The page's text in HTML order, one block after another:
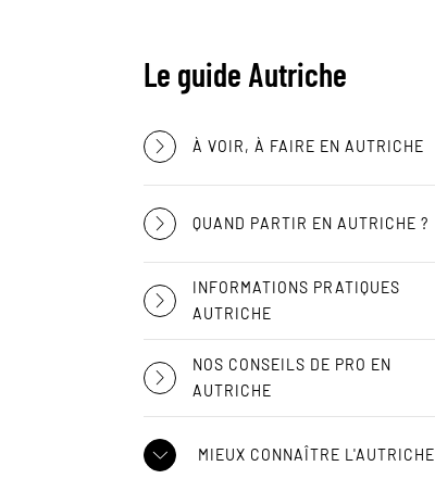
Le guide Autriche
À VOIR, À FAIRE EN AUTRICHE
QUAND PARTIR EN AUTRICHE ?
INFORMATIONS PRATIQUES
AUTRICHE
NOS CONSEILS DE PRO EN
AUTRICHE
MIEUX CONNAÎTRE L'AUTRICHE